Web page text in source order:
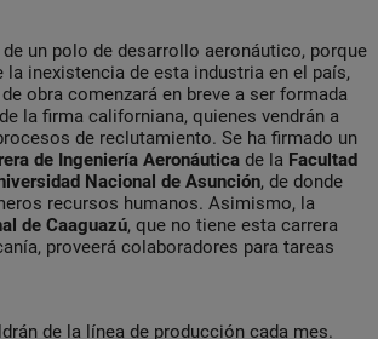
de un polo de desarrollo aeronáutico, porque
la inexistencia de esta industria en el país,
obra comenzará en breve a ser formada
la firma californiana, quienes vendrán a
de reclutamiento. Se ha firmado un
de Ingeniería Aeronáutica de la Facultad
Nacional de Asunción, de donde
recursos humanos. Asimismo, la
de Caaguazú, que no tiene esta carrera
proveerá colaboradores para tareas
de la línea de producción cada mes.